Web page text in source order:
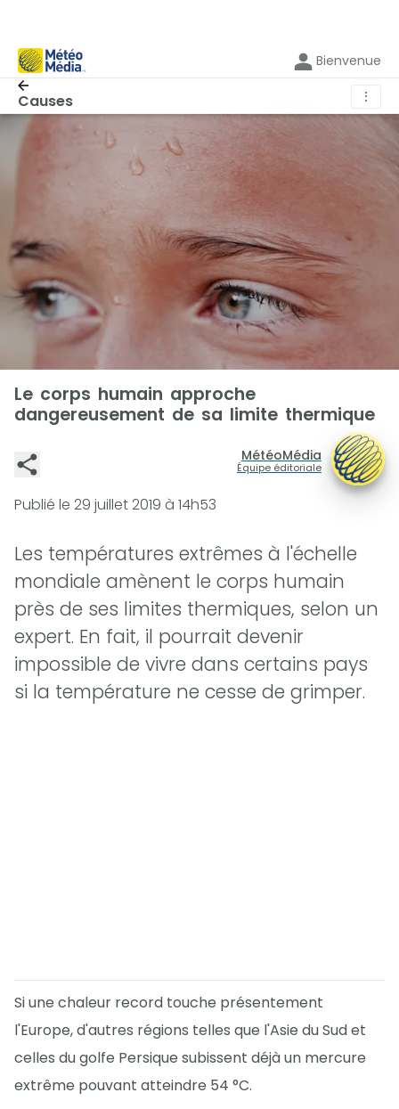
Bienvenue
Causes ⋮
Le corps humain approche
dangereusement de sa limite thermique
MétéoMédia
Équipe éditoriale
Publié le 29 juillet 2019 à 14h53
Les températures extrêmes à l'échelle
mondiale amènent le corps humain
près de ses limites thermiques, selon un
expert. En fait, il pourrait devenir
impossible de vivre dans certains pays
si la température ne cesse de grimper.
Si une chaleur record touche présentement
l'Europe, d'autres régions telles que l'Asie du Sud et
celles du golfe Persique subissent déjà un mercure
extrême pouvant atteindre 54 °C.